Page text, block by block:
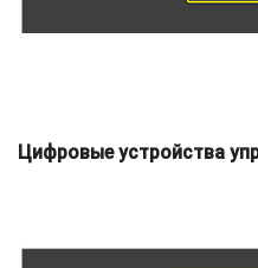
Цифровые устройства